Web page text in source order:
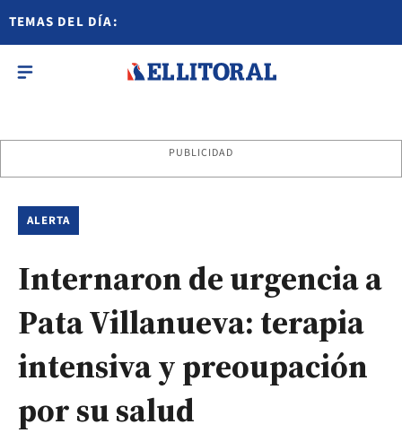
TEMAS DEL DÍA:
PUBLICIDAD
ALERTA
Internaron de urgencia a
Pata Villanueva: terapia
intensiva y preoupación
por su salud